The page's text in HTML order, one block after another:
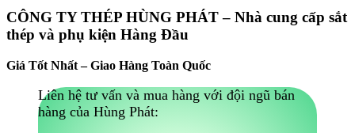
CÔNG TY THÉP HÙNG PHÁT – Nhà cung cấp sắt
thép và phụ kiện Hàng Đầu
Giá Tốt Nhất – Giao Hàng Toàn Quốc
Liên hệ tư vấn và mua hàng với đội ngũ bán
hàng của Hùng Phát: